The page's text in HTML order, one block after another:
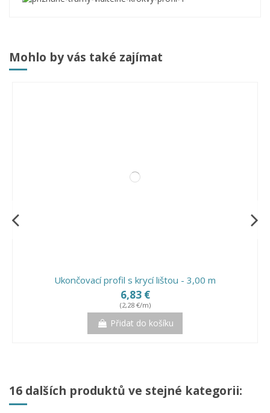
Mohlo by vás také zajímat
Ukončovací profil s krycí lištou - 3,00 m
6,83 €
(2,28 €/m)
Přidat do košíku
16 dalších produktů ve stejné kategorii: